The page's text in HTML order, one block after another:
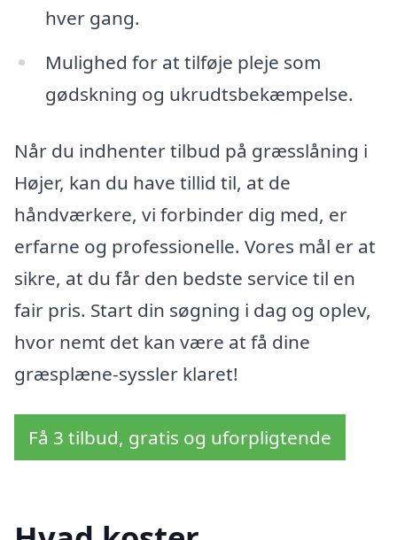
hver gang.
Mulighed for at tilføje pleje som
gødskning og ukrudtsbekæmpelse.
Når du indhenter tilbud på græsslåning i
Højer, kan du have tillid til, at de
håndværkere, vi forbinder dig med, er
erfarne og professionelle. Vores mål er at
sikre, at du får den bedste service til en
fair pris. Start din søgning i dag og oplev,
hvor nemt det kan være at få dine
græsplæne-syssler klaret!
Få 3 tilbud, gratis og uforpligtende